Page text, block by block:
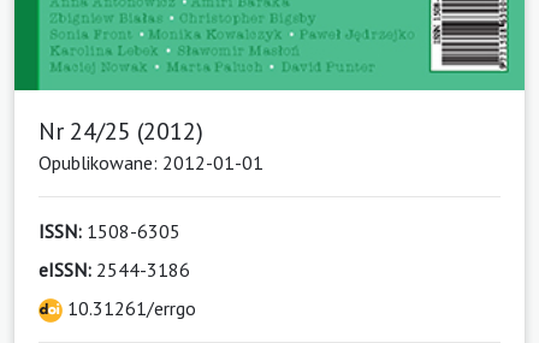
Nr 24/25 (2012)
Opublikowane: 2012-01-01
ISSN: 1508-6305
eISSN: 2544-3186
10.31261/errgo